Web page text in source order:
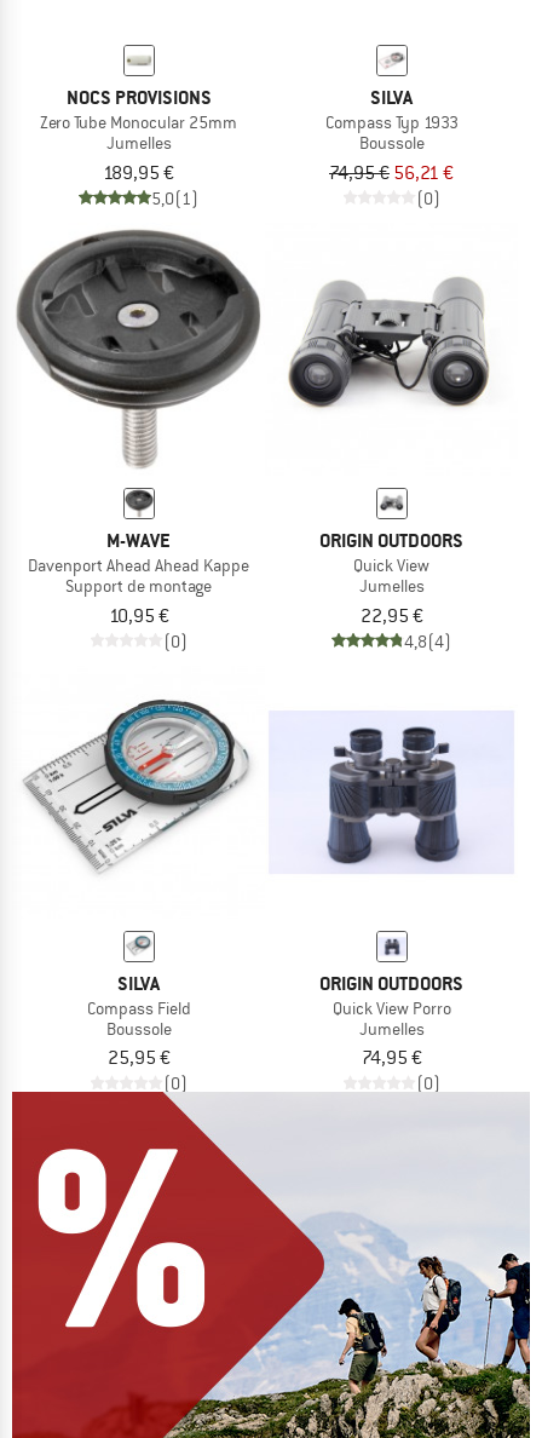
NOCS PROVISIONS
Zero Tube Monocular 25mm
Jumelles
189,95 €
5,0(1)
SILVA
Compass Typ 1933
Boussole
74,95 € 56,21 €
(0)
M-WAVE
Davenport Ahead Ahead Kappe
Support de montage
10,95 €
(0)
ORIGIN OUTDOORS
Quick View
Jumelles
22,95 €
4,8(4)
SILVA
Compass Field
Boussole
25,95 €
(0)
ORIGIN OUTDOORS
Quick View Porro
Jumelles
74,95 €
(0)